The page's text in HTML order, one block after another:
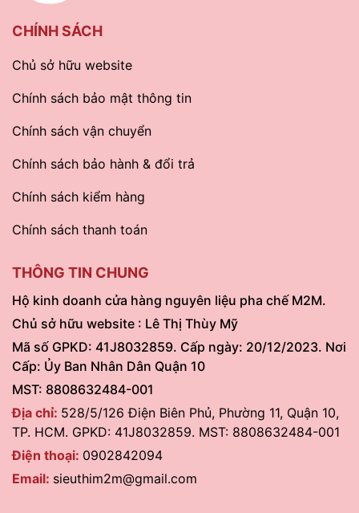
CHÍNH SÁCH
Chủ sở hữu website
Chính sách bảo mật thông tin
Chính sách vận chuyển
Chính sách bảo hành & đổi trả
Chính sách kiểm hàng
Chính sách thanh toán
THÔNG TIN CHUNG
Hộ kinh doanh cửa hàng nguyên liệu pha chế M2M.
Chủ sở hữu website : Lê Thị Thùy Mỹ
Mã số GPKD: 41J8032859. Cấp ngày: 20/12/2023. Nơi
Cấp: Ủy Ban Nhân Dân Quận 10
MST: 8808632484-001
Địa chỉ: 528/5/126 Điện Biên Phủ, Phường 11, Quận 10,
TP. HCM. GPKD: 41J8032859. MST: 8808632484-001
Điện thoại: 0902842094
Email: sieuthim2m@gmail.com